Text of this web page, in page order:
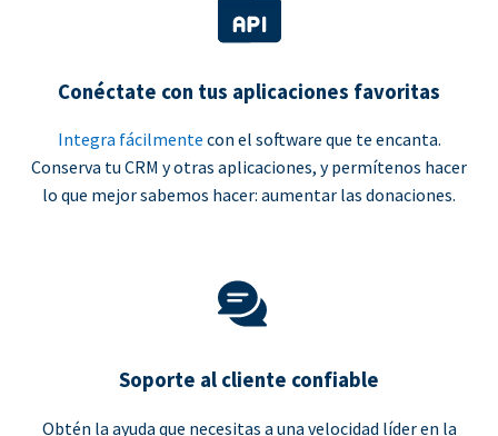
Conéctate con tus aplicaciones favoritas
Integra fácilmente con el software que te encanta.
Conserva tu CRM y otras aplicaciones, y permítenos hacer
lo que mejor sabemos hacer: aumentar las donaciones.
Soporte al cliente confiable
Obtén la ayuda que necesitas a una velocidad líder en la